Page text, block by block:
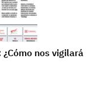
nos vigilará